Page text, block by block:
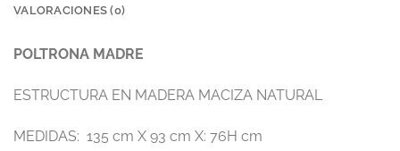
VALORACIONES (0)
POLTRONA MADRE
ESTRUCTURA EN MADERA MACIZA NATURAL
MEDIDAS: 135 cm X 93 cm X: 76H cm